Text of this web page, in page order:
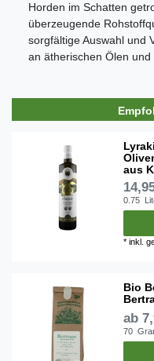
Horden im Schatten
überzeugende
sorgfältige Auswahl und
an ätherischen Ölen und
aus
0.75
*inkl.
Bio
ab
70